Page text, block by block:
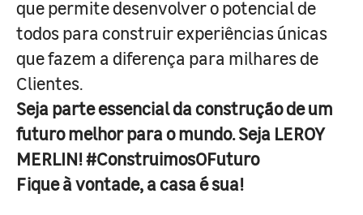
que permite desenvolver o potencial de
todos para construir experiências únicas
que fazem a diferença para milhares de
Clientes.
Seja parte essencial da construção de um
futuro melhor para o mundo. Seja LEROY
MERLIN! #ConstruimosOFuturo
Fique à vontade, a casa é sua!